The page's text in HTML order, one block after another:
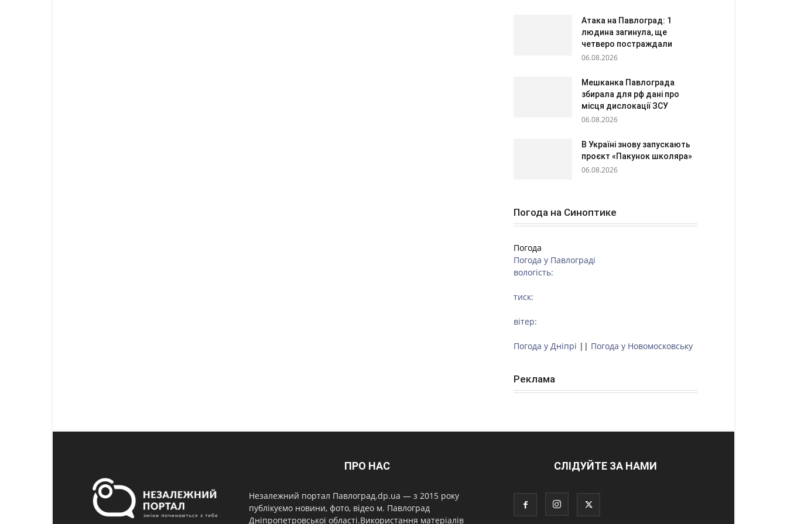
Атака на Павлоград: 1
людина загинула, ще
четверо постраждали
06.08.2026
Мешканка Павлограда
збирала для рф дані про
місця дислокації ЗСУ
06.08.2026
В Україні знову запускають
проєкт «Пакунок школяра»
06.08.2026
Погода на Синоптике
Погода
Погода у Павлограді
вологість:
тиск:
вітер:
Погода у Дніпрі || Погода у Новомосковську
Реклама
ПРО НАС
Незалежний портал Павлоград.dp.ua — з 2015 року
публікуємо новини, фото, відео м. Павлоград
Дніпропетровської області.Використання матеріалів
СЛІДУЙТЕ ЗА НАМИ